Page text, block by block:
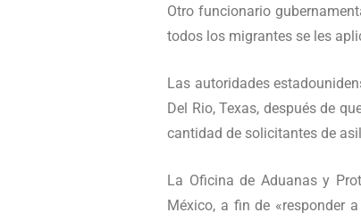
Otro funcionario
todos los migrantes se les
Las autoridades
Del Rio, Texas, después de
cantidad de solicitantes de
La Oficina de Aduanas y
México, a fin de «responder